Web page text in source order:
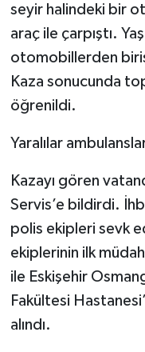
seyir halindeki bir
araç ile çarpıştı.
otomobillerden
Kaza sonucunda
öğrenildi.
Yaralılar
Kazayı gören
Servis’e bildirdi.
polis ekipleri sevk
ekiplerinin ilk
ile Eskişehir
Fakültesi
alındı.